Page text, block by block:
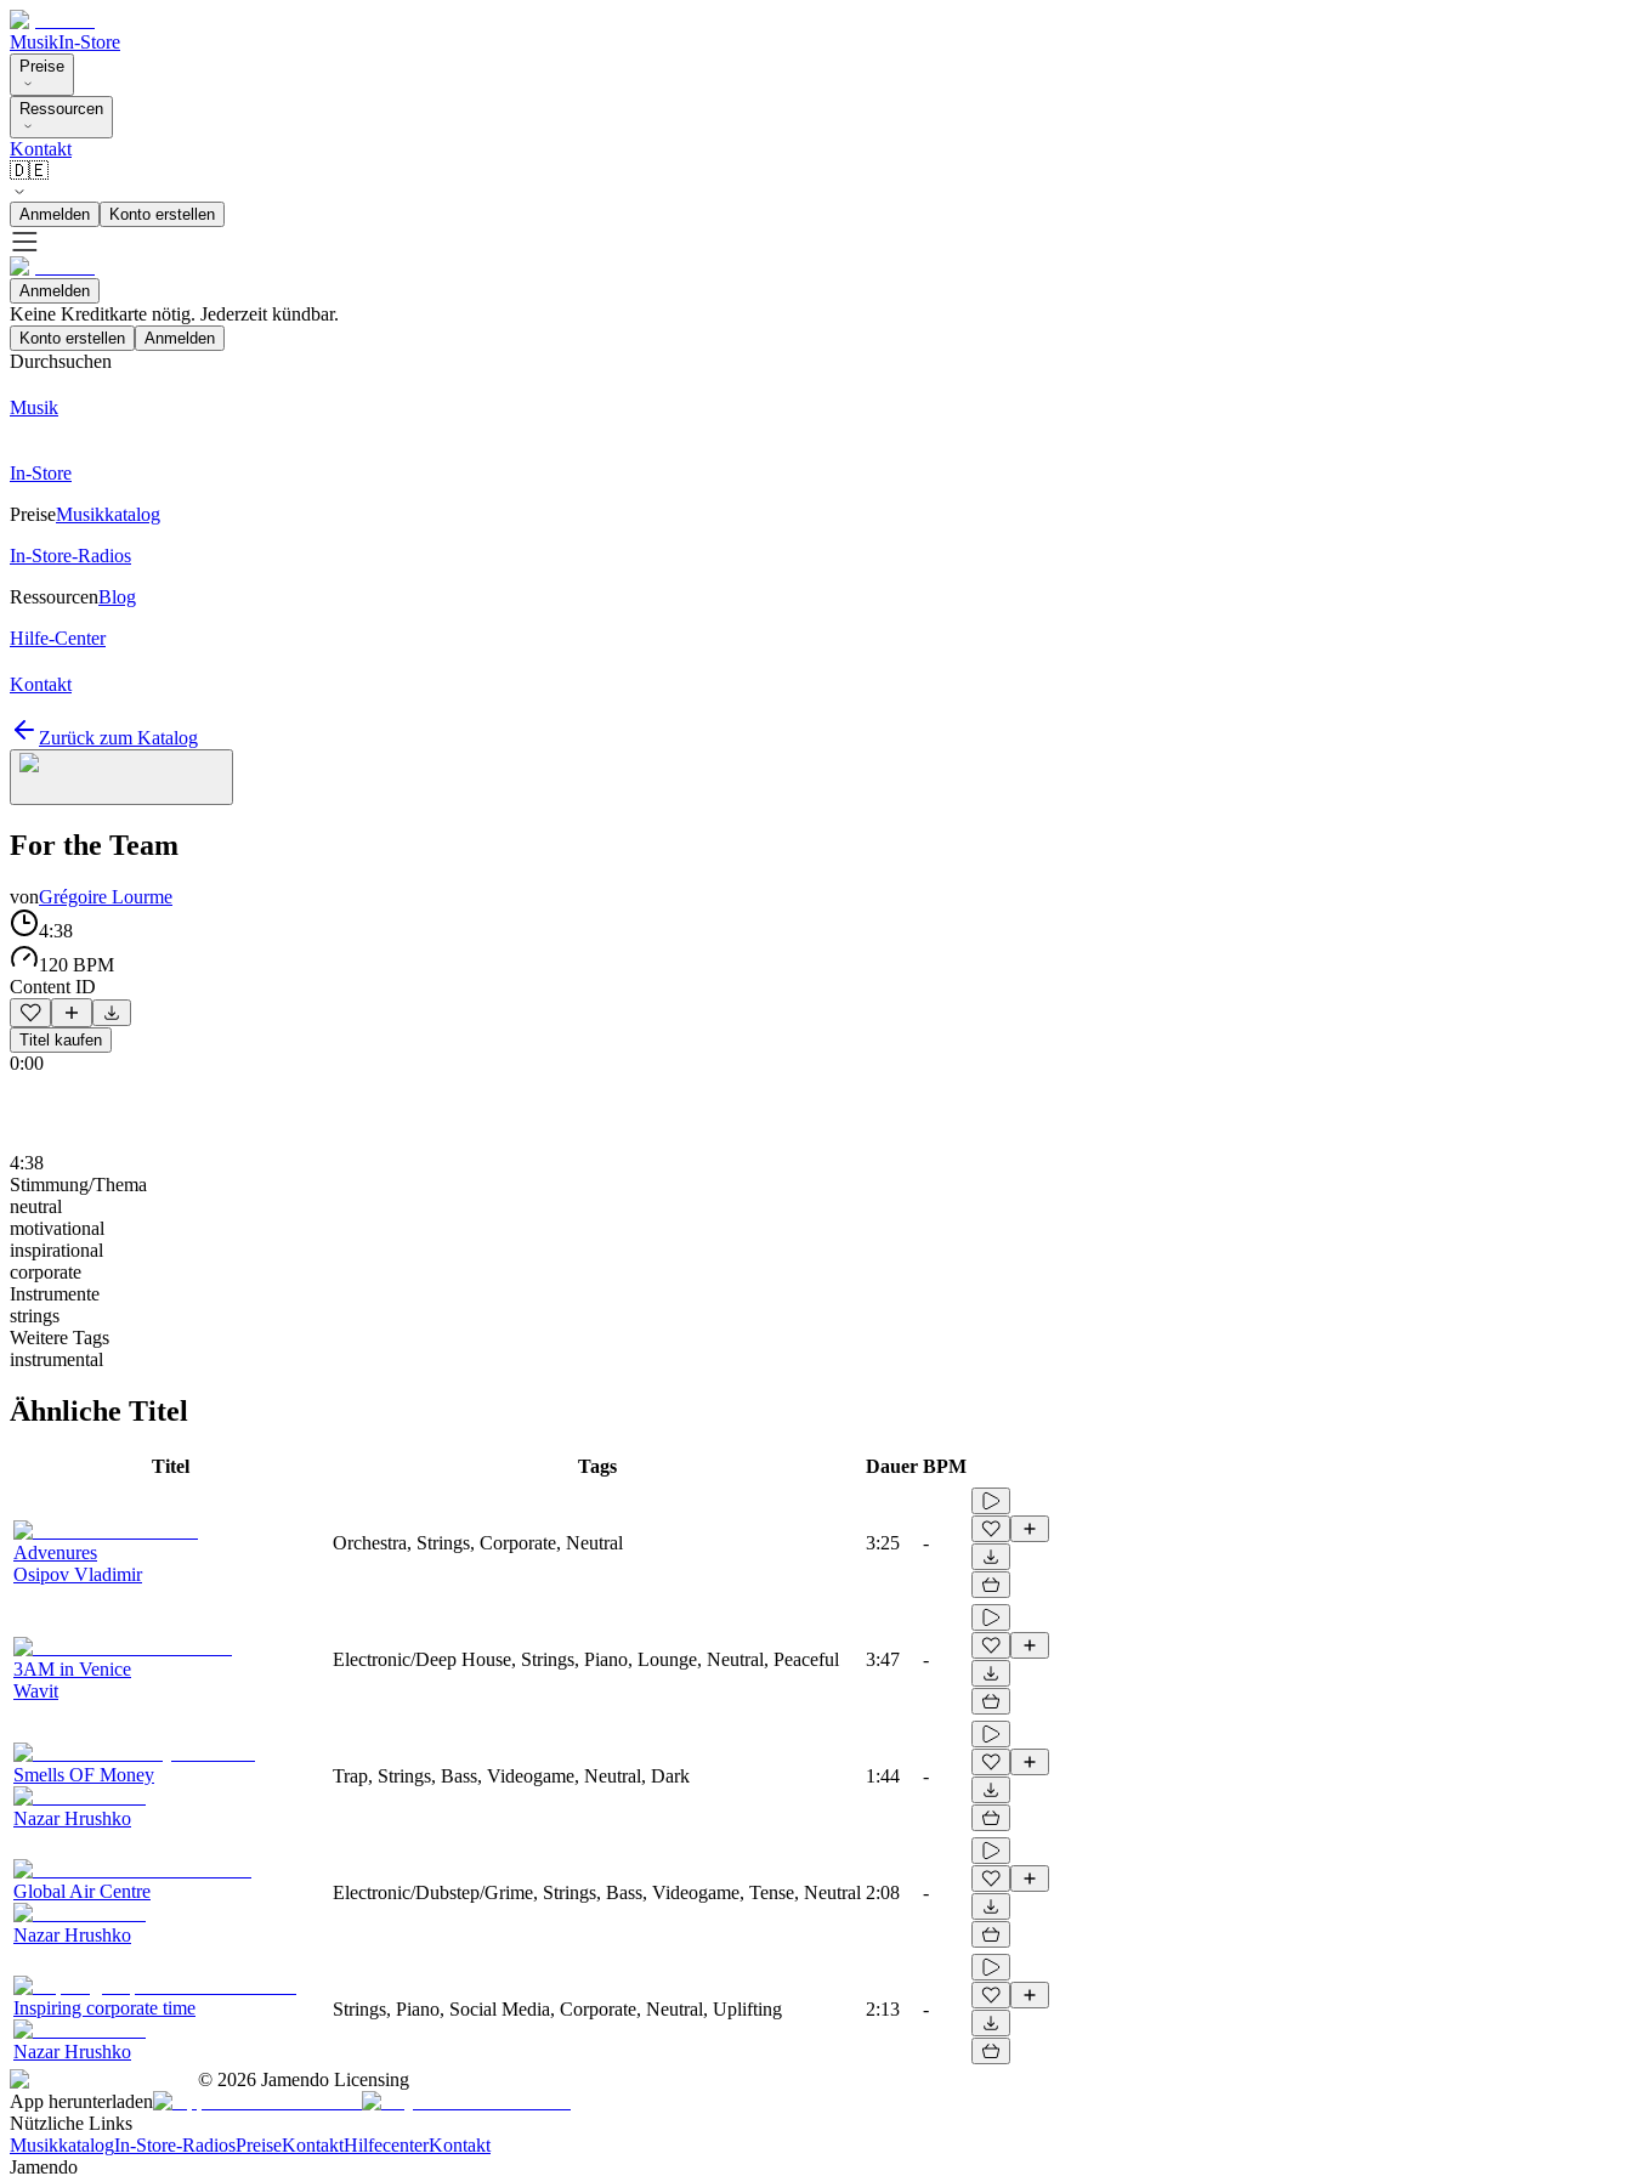
MusikIn-Store
Preise
Ressourcen
Kontakt
🇩🇪
Anmelden Konto erstellen
Anmelden
Keine Kreditkarte nötig. Jederzeit kündbar.
Konto erstellen Anmelden
Durchsuchen
Musik
In-Store
PreiseMusikkatalog
In-Store-Radios
RessourcenBlog
Hilfe-Center
Kontakt
Zurück zum Katalog
For the Team
vonGrégoire Lourme
4:38
120 BPM
Content ID
Titel kaufen
0:00
4:38
Stimmung/Thema
neutral
motivational
inspirational
corporate
Instrumente
strings
Weitere Tags
instrumental
Ähnliche Titel
Titel Tags Dauer BPM
Advenures
Osipov Vladimir
Orchestra, Strings, Corporate, Neutral 3:25 -
3AM in Venice
Wavit
Electronic/Deep House, Strings, Piano, Lounge, Neutral, Peaceful 3:47 -
Smells OF Money
Nazar Hrushko
Trap, Strings, Bass, Videogame, Neutral, Dark 1:44 -
Global Air Centre
Nazar Hrushko
Electronic/Dubstep/Grime, Strings, Bass, Videogame, Tense, Neutral 2:08 -
Inspiring corporate time
Nazar Hrushko
Strings, Piano, Social Media, Corporate, Neutral, Uplifting 2:13 -
© 2026 Jamendo Licensing
App herunterladen
Nützliche Links
MusikkatalogIn-Store-RadiosPreiseKontaktHilfecenterKontakt
Jamendo